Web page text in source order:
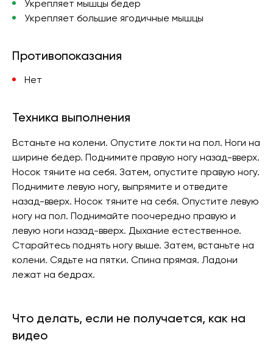
Укрепляет мышцы бедер
Укрепляет большие ягодичные мышцы
Противопоказания
Нет
Техника выполнения
Встаньте на колени. Опустите локти на пол. Ноги на
ширине бедер. Поднимите правую ногу назад-вверх.
Носок тяните на себя. Затем, опустите правую ногу.
Поднимите левую ногу, выпрямите и отведите
назад-вверх. Носок тяните на себя. Опустите левую
ногу на пол. Поднимайте поочередно правую и
левую ноги назад-вверх. Дыхание естественное.
Старайтесь поднять ногу выше. Затем, встаньте на
колени. Сядьте на пятки. Спина прямая. Ладони
лежат на бедрах.
Что делать, если не получается, как на
видео